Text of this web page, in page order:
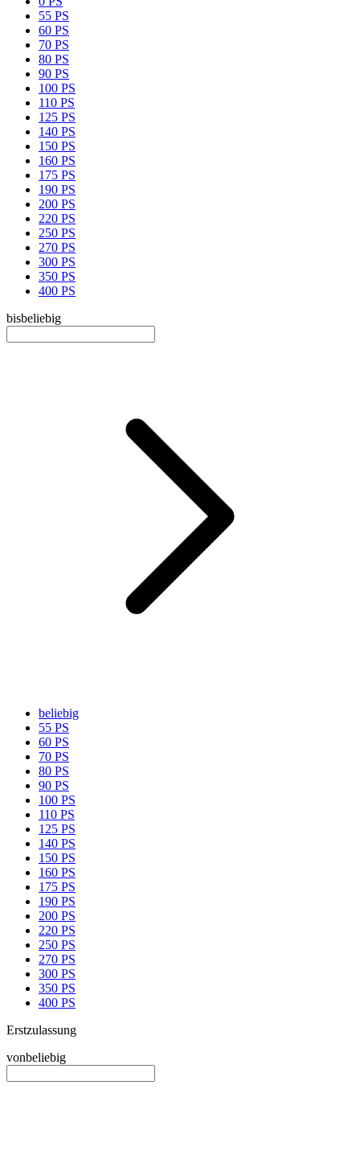
55 PS
60 PS
70 PS
80 PS
90 PS
100 PS
110 PS
125 PS
140 PS
150 PS
160 PS
175 PS
190 PS
200 PS
220 PS
250 PS
270 PS
300 PS
350 PS
400 PS
bisbeliebig
beliebig
55 PS
60 PS
70 PS
80 PS
90 PS
100 PS
110 PS
125 PS
140 PS
150 PS
160 PS
175 PS
190 PS
200 PS
220 PS
250 PS
270 PS
300 PS
350 PS
400 PS
Erstzulassung
vonbeliebig